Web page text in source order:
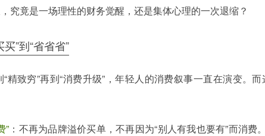
究竟是一场理性的财务觉醒，还是集体心理的一次退缩？
”到“省省省”
“精致穷”再到“消费升级”，年轻人的消费叙事一直在演变。
”：不再为品牌溢价买单，不再因为“别人有我也要有”而消